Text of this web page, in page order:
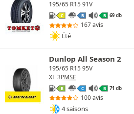
195/65 R15 91V
C B B 69 db
167 avis
Été
Dunlop All Season 2
195/65 R15 95V
XL 3PMSF
B C B 71 db
100 avis
4 saisons